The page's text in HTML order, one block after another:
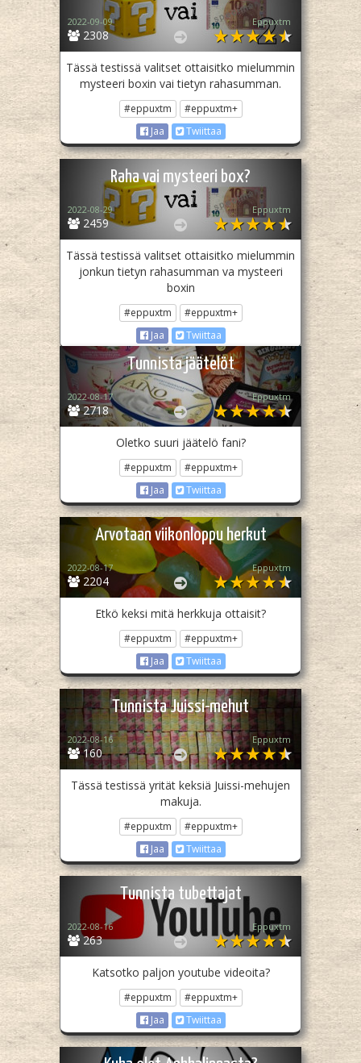
2308
2022-09-09 Eppuxtm
Tässä testissä valitset ottaisitko mielummin
mysteeri boxin vai tietyn rahasumman.
#eppuxtm
#eppuxtm+
Jaa
Twiittaa
Raha vai mysteeri box?
2459
2022-08-29 Eppuxtm
Tässä testissä valitset ottaisitko mielummin
jonkun tietyn rahasumman va mysteeri
boxin
#eppuxtm
#eppuxtm+
Jaa
Twiittaa
Tunnista jäätelöt
2718
2022-08-17 Eppuxtm
Oletko suuri jäätelö fani?
#eppuxtm
#eppuxtm+
Jaa
Twiittaa
Arvotaan viikonloppu herkut
2204
2022-08-17 Eppuxtm
Etkö keksi mitä herkkuja ottaisit?
#eppuxtm
#eppuxtm+
Jaa
Twiittaa
Tunnista Juissi-mehut
160
2022-08-16 Eppuxtm
Tässä testissä yrität keksiä Juissi-mehujen
makuja.
#eppuxtm
#eppuxtm+
Jaa
Twiittaa
Tunnista tubettajat
263
2022-08-16 Eppuxtm
Katsotko paljon youtube videoita?
#eppuxtm
#eppuxtm+
Jaa
Twiittaa